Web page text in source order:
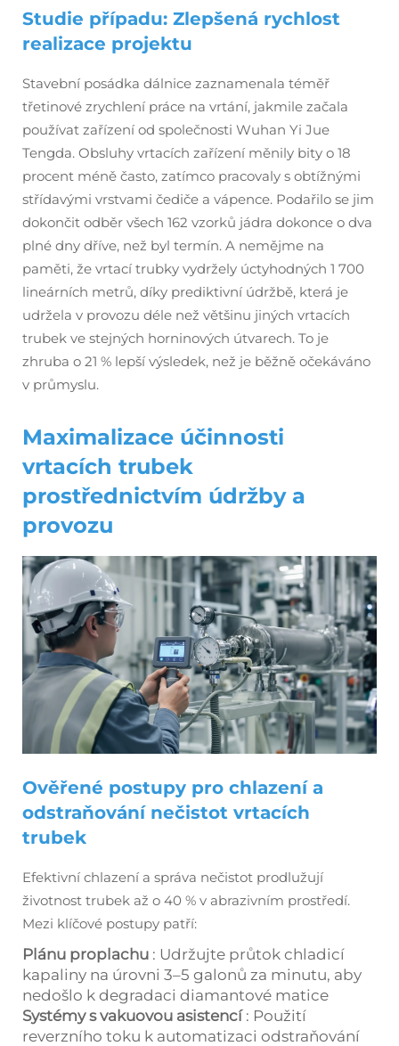
Studie případu: Zlepšená rychlost
realizace projektu
Stavební posádka dálnice zaznamenala téměř
třetinové zrychlení práce na vrtání, jakmile začala
používat zařízení od společnosti Wuhan Yi Jue
Tengda. Obsluhy vrtacích zařízení měnily bity o 18
procent méně často, zatímco pracovaly s obtížnými
střídavými vrstvami čediče a vápence. Podařilo se jim
dokončit odběr všech 162 vzorků jádra dokonce o dva
plné dny dříve, než byl termín. A nemějme na
paměti, že vrtací trubky vydržely úctyhodných 1 700
lineárních metrů, díky prediktivní údržbě, která je
udržela v provozu déle než většinu jiných vrtacích
trubek ve stejných horninových útvarech. To je
zhruba o 21 % lepší výsledek, než je běžně očekáváno
v průmyslu.
Maximalizace účinnosti
vrtacích trubek
prostřednictvím údržby a
provozu
Ověřené postupy pro chlazení a
odstraňování nečistot vrtacích
trubek
Efektivní chlazení a správa nečistot prodlužují
životnost trubek až o 40 % v abrazivním prostředí.
Mezi klíčové postupy patří:
Plánu proplachu : Udržujte průtok chladicí
kapaliny na úrovni 3–5 galonů za minutu, aby
nedošlo k degradaci diamantové matice
Systémy s vakuovou asistencí : Použití
reverzního toku k automatizaci odstraňování